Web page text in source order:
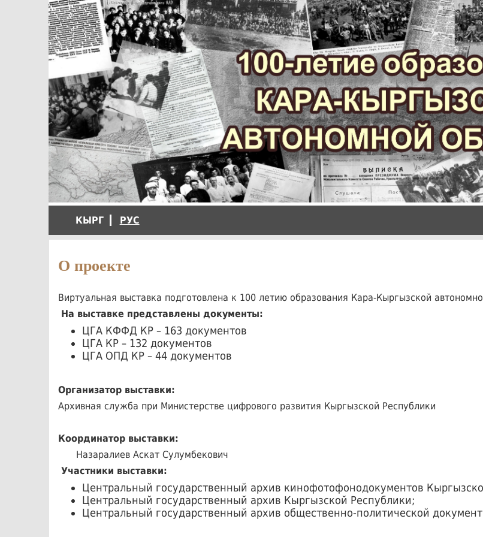
КЫРГ РУС
О проекте
Виртуальная выставка подготовлена к 100 летию образования Кара-Кыргызской
На выставке представлены документы:
ЦГА КФФД КР – 163 документов
ЦГА КР – 132 документов
ЦГА ОПД КР – 44 документов
Организатор выставки:
Архивная служба при Министерстве цифрового развития Кыргызской Республики
Координатор выставки:
Назаралиев Аскат Сулумбекович
Участники выставки:
Центральный государственный архив кинофотофонодокументов
Центральный государственный архив Кыргызской Республики;
Центральный государственный архив общественно-политической